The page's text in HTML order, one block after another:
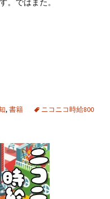
。ではまた。
, 書籍
ニコニコ時給800